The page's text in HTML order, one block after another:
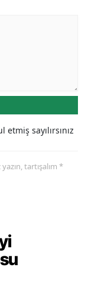
sayılırsınız
tartışalım *